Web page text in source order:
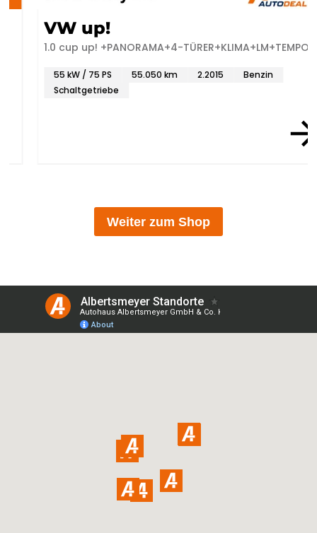
VW up!
1.0 cup up! +PANORAMA+4-TÜRER+KLIMA+LM+TEMPO
55 kW / 75 PS 55.050 km 2.2015
Benzin
Schaltgetriebe
Weiter zum Shop